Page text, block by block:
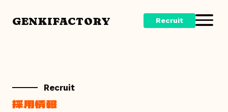
GENKIFACTORY Recruit
Recruit
採用情報